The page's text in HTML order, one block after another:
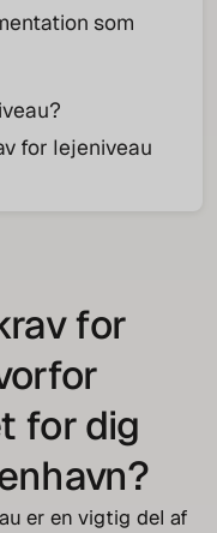
som
for lejeniveau
for
for dig
er en vigtig del af